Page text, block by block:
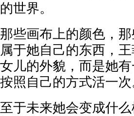
的世界。
那些画布上的颜色，
属于她自己的东西，
女儿的外貌，而是她
按照自己的方式活一次
至于未来她会变成什